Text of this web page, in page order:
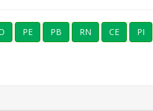
PE PB RN CE PI